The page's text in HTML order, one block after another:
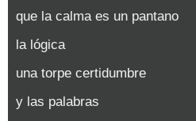
que la calma es un pantano
la lógica
una torpe certidumbre
y las palabras